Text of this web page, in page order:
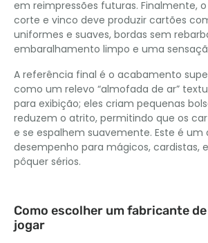
em reimpressões futuras. Finalmente,
corte e vinco deve produzir cartões
uniformes e suaves, bordas sem
embaralhamento limpo e uma
A referência final é o acabamento
como um relevo “almofada de ar”
para exibição; eles criam pequenas
reduzem o atrito, permitindo que os
e se espalhem suavemente. Este é
desempenho para mágicos, cardistas,
pôquer sérios.
Como escolher um fabricante
jogar